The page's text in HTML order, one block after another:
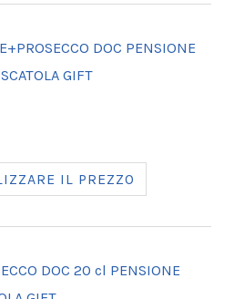
DOC PENSIONE
GIFT
IL PREZZO
DOC 20 cl PENSIONE